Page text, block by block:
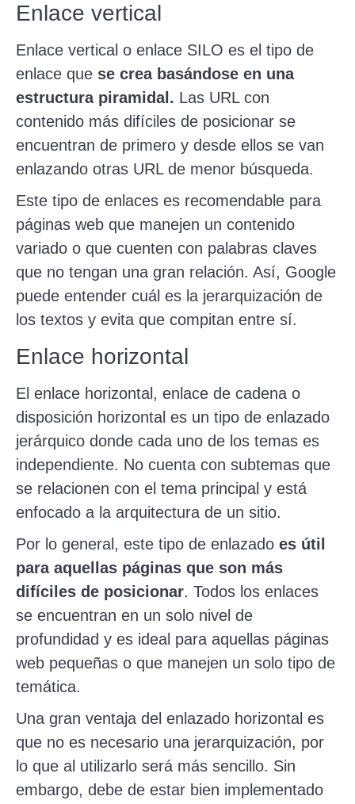
Enlace vertical
Enlace vertical o enlace SILO es el tipo de
enlace que se crea basándose en una
estructura piramidal. Las URL con
contenido más difíciles de posicionar se
encuentran de primero y desde ellos se van
enlazando otras URL de menor búsqueda.
Este tipo de enlaces es recomendable para
páginas web que manejen un contenido
variado o que cuenten con palabras claves
que no tengan una gran relación. Así, Google
puede entender cuál es la jerarquización de
los textos y evita que compitan entre sí.
Enlace horizontal
El enlace horizontal, enlace de cadena o
disposición horizontal es un tipo de enlazado
jerárquico donde cada uno de los temas es
independiente. No cuenta con subtemas que
se relacionen con el tema principal y está
enfocado a la arquitectura de un sitio.
Por lo general, este tipo de enlazado es útil
para aquellas páginas que son más
difíciles de posicionar. Todos los enlaces
se encuentran en un solo nivel de
profundidad y es ideal para aquellas páginas
web pequeñas o que manejen un solo tipo de
temática.
Una gran ventaja del enlazado horizontal es
que no es necesario una jerarquización, por
lo que al utilizarlo será más sencillo. Sin
embargo, debe de estar bien implementado